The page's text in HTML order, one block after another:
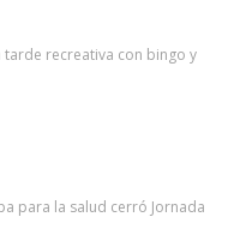
recreativa con bingo y
para la salud cerró Jornada